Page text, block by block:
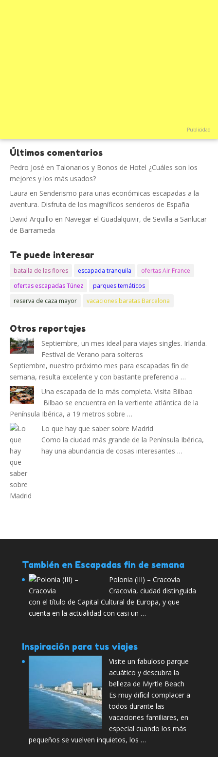
Publicidad
Últimos comentarios
Pedro José en Talonarios y Bonos de Hotel ¿Cuáles son los
mejores y los más usados?
Laura en Senderismo para unas económicas escapadas a la
aventura. Disfruta de los magníficos senderos de España
David Arquillo en Navegar el Guadalquivir, de Sevilla a Sanlucar
de Barrameda
Te puede interesar
batalla de las flores escapada tranquila
ofertas Air France
ofertas escapadas Túnez
parques temáticos
reserva de caza mayor
vacaciones baratas Barcelona
Otros reportajes
Septiembre, un mes ideal para viajes singles. Irlanda.
Festival de Verano para solteros
Septiembre, nuestro próximo mes para escapadas fin de
semana, resulta excelente y con bastante preferencia …
Una escapada de lo más completa. Visita Bilbao
Bilbao se encuentra en la vertiente atlántica de la
Península Ibérica, a 19 metros sobre …
Lo que hay que saber sobre Madrid
Como la ciudad más grande de la Península Ibérica,
hay una abundancia de cosas interesantes …
También en Escapadas fin de semana
Polonia (III) – Cracovia
Cracovia, ciudad distinguida
con el título de Capital Cultural de Europa, y que
cuenta en la actualidad con casi un …
Inspiración para tus viajes
Visite un fabuloso parque
acuático y descubra la
belleza de Myrtle Beach
Es muy difícil complacer a
todos durante las
vacaciones familiares, en
especial cuando los más
pequeños se vuelven inquietos, los …